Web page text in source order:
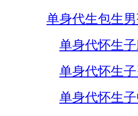
单身代生包生男
单身代怀生
单身代怀生
单身代怀生